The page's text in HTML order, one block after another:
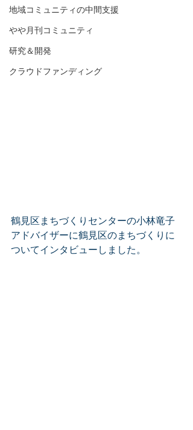
地域コミュニティの中間支援
やや月刊コミュニティ
研究＆開発
クラウドファンディング
鶴見区まちづくりセンターの小林竜子
アドバイザーに鶴見区のまちづくりに
ついてインタビューしました。